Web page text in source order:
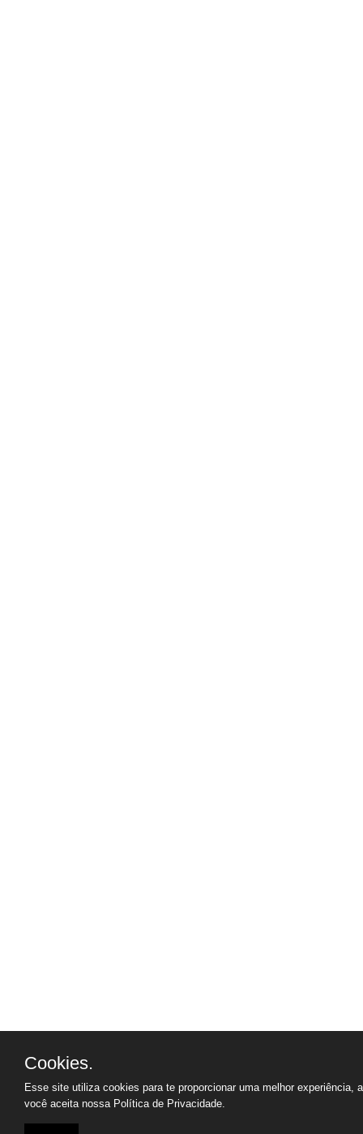
Cookies.
Esse site utiliza cookies para te proporcionar uma melhor experiência,
você aceita nossa Política de Privacidade.